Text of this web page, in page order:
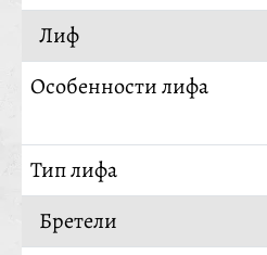
Лиф
Особенности лифа
Тип лифа
Бретели